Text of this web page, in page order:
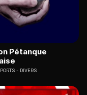
Pétanque
- DIVERS